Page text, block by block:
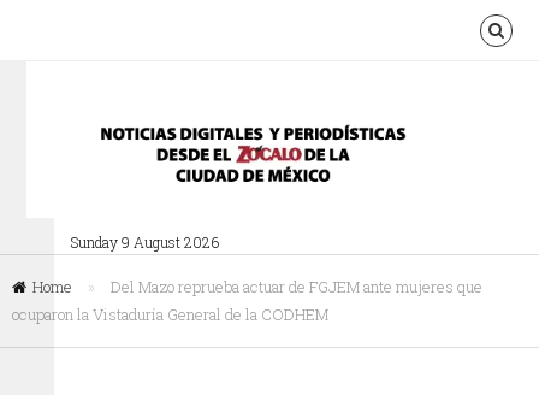
Sunday 9 August 2026
Home »
Del Mazo reprueba actuar de FGJEM ante mujeres que
ocuparon la Vistaduría General de la CODHEM